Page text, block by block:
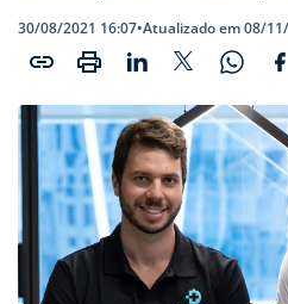
30/08/2021 16:07•Atualizado em 08/